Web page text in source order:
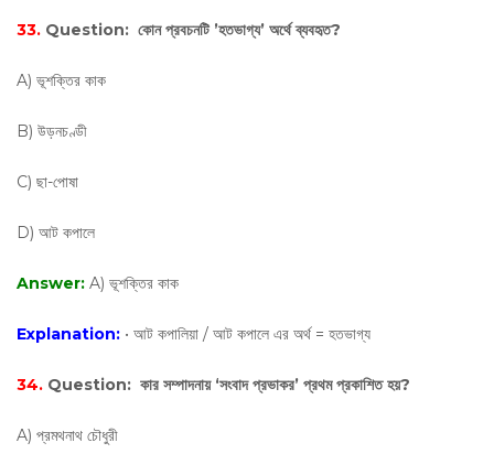
33. Question: কোন প্রবচনটি ’হতভাগ্য’ অর্থে ব্যবহৃত?
A) ভূশক্তির কাক
B) উড়নচণ্ডী
C) ছা-পোষা
D) আট কপালে
Answer: A) ভূশক্তির কাক
Explanation: • আট কপালিয়া / আট কপালে এর অর্থ = হতভাগ্য
34. Question: কার সম্পাদনায় ‘সংবাদ প্রভাকর’ প্রথম প্রকাশিত হয়?
A) প্রমথনাথ চৌধুরী